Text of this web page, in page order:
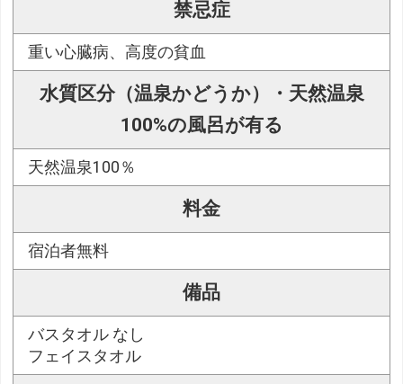
禁忌症
重い心臓病、高度の貧血
水質区分（温泉かどうか）・天然温泉
100%の風呂が有る
天然温泉100％
料金
宿泊者無料
備品
バスタオル なし
フェイスタオル